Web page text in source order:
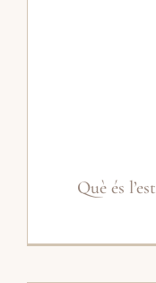
Què és